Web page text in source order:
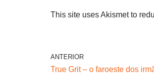
This site uses Akismet to
ANTERIOR
True Grit – o faroeste dos